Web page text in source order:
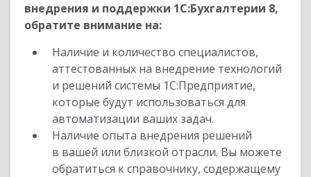
внедрения и поддержки 1С:Бухгалтерии 8,
обратите внимание на:
Наличие и количество специалистов,
аттестованных на внедрение технологий
и решений системы 1С:Предприятие,
которые будут использоваться для
автоматизации ваших задач.
Наличие опыта внедрения решений
в вашей или близкой отрасли. Вы можете
обратиться к справочнику, содержащему